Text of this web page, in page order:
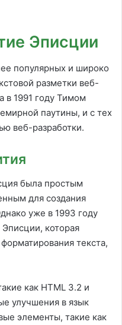
Эписции
популярных и широко
разметки веб-
в 1991 году Тимом
паутины, и с тех
веб-разработки.
была простым
для создания
уже в 1993 году
которая
текста,
как HTML 3.2 и
улучшения в язык
элементы, такие как